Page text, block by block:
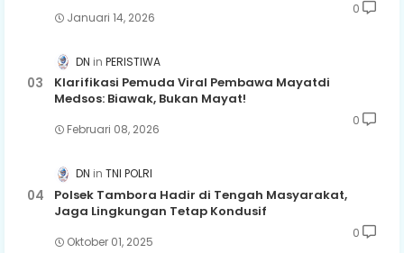
Januari 14, 2026
0
DN PERISTIWA
Klarifikasi Pemuda Viral Pembawa Mayatdi
Medsos: Biawak, Bukan Mayat!
Februari 08, 2026
0
DN TNI POLRI
Polsek Tambora Hadir di Tengah Masyarakat,
Jaga Lingkungan Tetap Kondusif
Oktober 01, 2025
0